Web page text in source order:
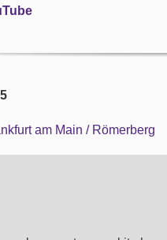
am Main / Römerberg